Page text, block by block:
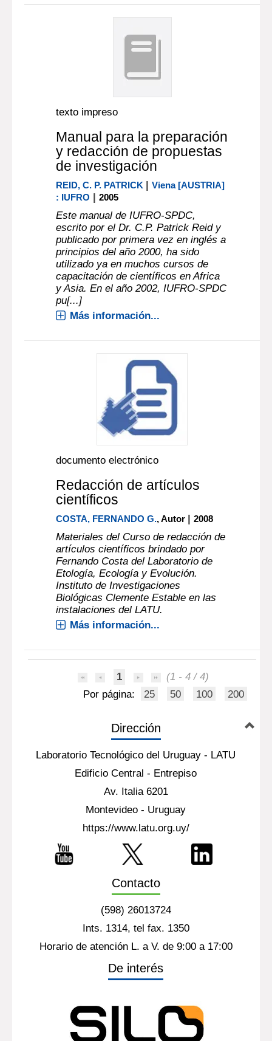
texto impreso
Manual para la preparación
y redacción de propuestas
de investigación
REID, C. P. PATRICK |Viena [AUSTRIA]
: IUFRO |2005
Este manual de IUFRO-SPDC,
escrito por el Dr. C.P. Patrick Reid y
publicado por primera vez en inglés a
principios del año 2000, ha sido
utilizado ya en muchos cursos de
capacitación de científicos en Africa
y Asia. En el año 2002, IUFRO-SPDC
pu[...]
Más información...
documento electrónico
Redacción de artículos
científicos
COSTA, FERNANDO G., Autor |2008
Materiales del Curso de redacción de
artículos científicos brindado por
Fernando Costa del Laboratorio de
Etología, Ecología y Evolución.
Instituto de Investigaciones
Biológicas Clemente Estable en las
instalaciones del LATU.
Más información...
1
(1 - 4 / 4)
Por página:
25 50 100 200
Dirección
Laboratorio Tecnológico del Uruguay - LATU
Edificio Central - Entrepiso
Av. Italia 6201
Montevideo - Uruguay
https://www.latu.org.uy/
Contacto
(598) 26013724
Ints. 1314, tel fax. 1350
Horario de atención L. a V. de 9:00 a 17:00
De interés